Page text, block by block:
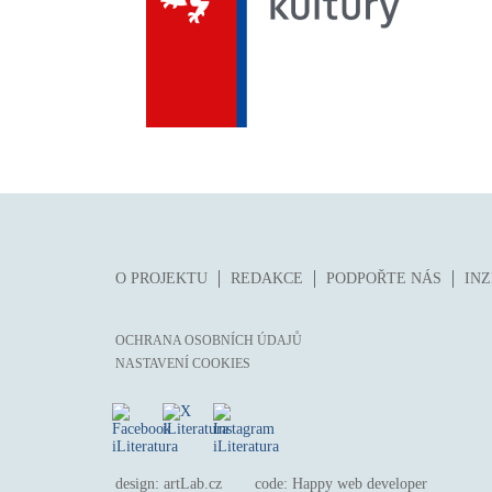
O PROJEKTU REDAKCE PODPOŘTE NÁS
OCHRANA OSOBNÍCH ÚDAJŮ
NASTAVENÍ COOKIES
design: artLab.cz code: Happy web developer